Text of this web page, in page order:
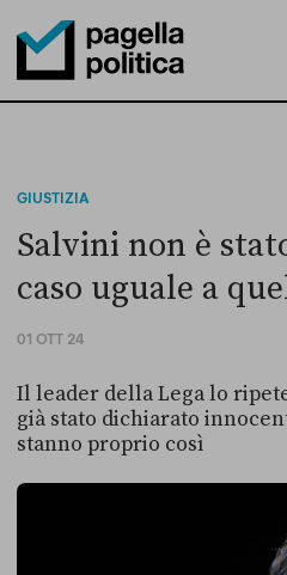
Pagella Politica Logo
GIUSTIZIA
Salvini non è
caso uguale a
01 OTT 24
Il leader della Lega lo
già stato dichiarato
stanno proprio così